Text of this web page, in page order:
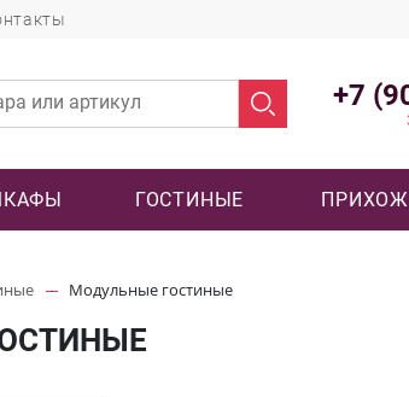
+7
ГОСТИНЫЕ
Модульные гостиные